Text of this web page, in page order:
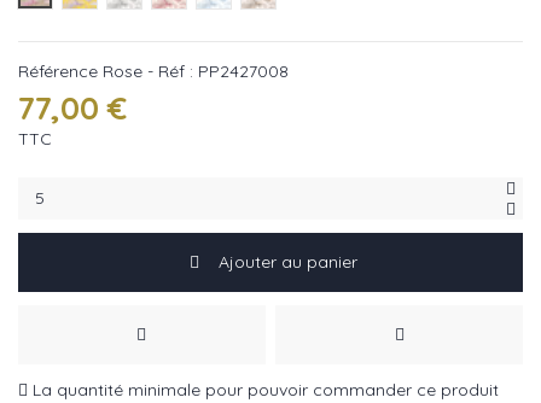
Référence Rose - Réf : PP2427008
77,00 €
TTC
Ajouter au panier
La quantité minimale pour pouvoir commander ce produit